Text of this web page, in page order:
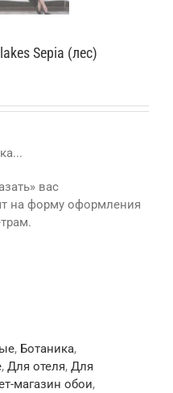
Sepia (лес)
вас
на форму оформления
, Ботаника,
, Для отеля, Для
магазин обои,